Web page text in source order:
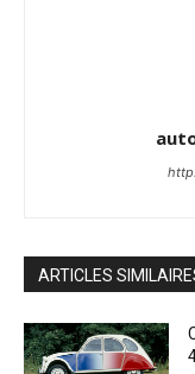
ARTICLES